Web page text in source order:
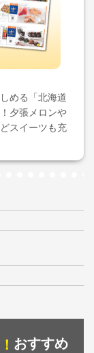
める「北海道
夕張メロンや
スイーツも充
おすすめ